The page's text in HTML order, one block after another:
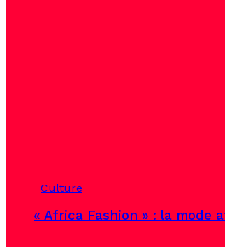
Culture
« Africa Fashion » : la mode